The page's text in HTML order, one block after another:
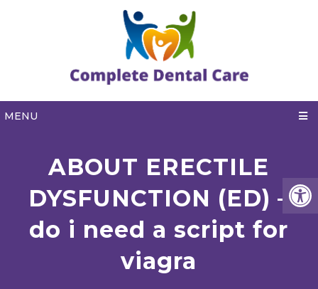
MENU
ABOUT ERECTILE
DYSFUNCTION (ED) –
do i need a script for
viagra